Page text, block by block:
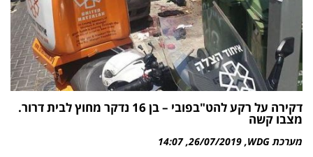
דקירה על רקע להט"בפובי – בן 16 נדקר מחוץ לבית דרור.
מצבו קשה
מערכת WDG 26/07/2019
14:07